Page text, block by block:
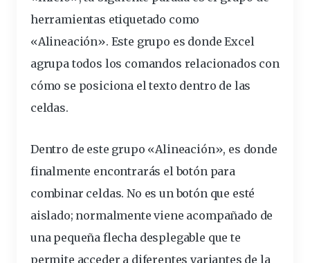
herramientas etiquetado como
«Alineación». Este grupo es donde Excel
agrupa todos los comandos relacionados con
cómo se posiciona eltexto dentro de las
celdas.
Dentro de este grupo «Alineación», es donde
finalmente encontrarás elbotónpara
combinar celdas. No es un botón que esté
aislado; normalmente viene acompañado de
una pequeña flechadesplegable que te
permite acceder a diferentes variantes de la